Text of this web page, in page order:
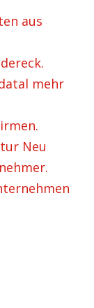
aus
mehr
Neu